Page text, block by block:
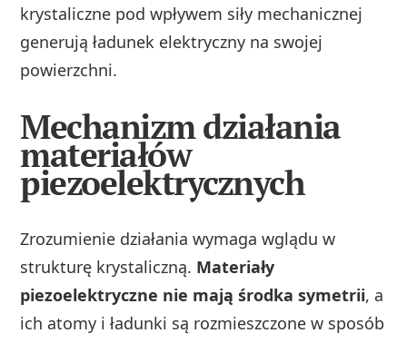
krystaliczne pod wpływem siły mechanicznej
generują ładunek elektryczny na swojej
powierzchni.
Mechanizm działania
materiałów
piezoelektrycznych
Zrozumienie działania wymaga wglądu w
strukturę krystaliczną. Materiały
piezoelektryczne nie mają środka symetrii, a
ich atomy i ładunki są rozmieszczone w sposób